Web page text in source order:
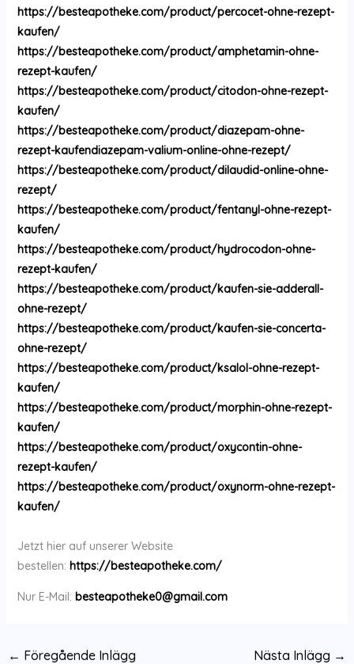
https://besteapotheke.com/product/percocet-ohne-rezept-
kaufen/
https://besteapotheke.com/product/amphetamin-ohne-
rezept-kaufen/
https://besteapotheke.com/product/citodon-ohne-rezept-
kaufen/
https://besteapotheke.com/product/diazepam-ohne-
rezept-kaufendiazepam-valium-online-ohne-rezept/
https://besteapotheke.com/product/dilaudid-online-ohne-
rezept/
https://besteapotheke.com/product/fentanyl-ohne-rezept-
kaufen/
https://besteapotheke.com/product/hydrocodon-ohne-
rezept-kaufen/
https://besteapotheke.com/product/kaufen-sie-adderall-
ohne-rezept/
https://besteapotheke.com/product/kaufen-sie-concerta-
ohne-rezept/
https://besteapotheke.com/product/ksalol-ohne-rezept-
kaufen/
https://besteapotheke.com/product/morphin-ohne-rezept-
kaufen/
https://besteapotheke.com/product/oxycontin-ohne-
rezept-kaufen/
https://besteapotheke.com/product/oxynorm-ohne-rezept-
kaufen/
Jetzt hier auf unserer Website
bestellen: https://besteapotheke.com/
Nur E-Mail: besteapotheke0@gmail.com
← Föregående Inlägg Nästa Inlägg →